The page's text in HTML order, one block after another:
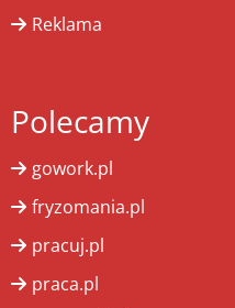
Reklama
Polecamy
gowork.pl
fryzomania.pl
pracuj.pl
praca.pl